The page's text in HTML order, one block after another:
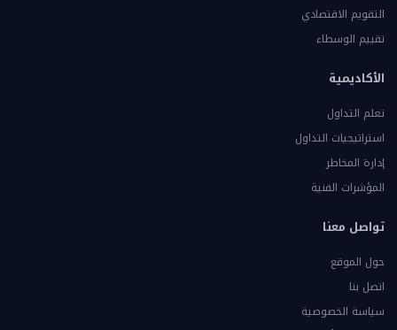
التقويم الاقتصادي
تقييم الوسطاء
الأكاديمية
تعلم التداول
استراتيجيات التداول
إدارة المخاطر
المؤشرات الفنية
تواصل معنا
حول الموقع
اتصل بنا
سياسة الخصوصية